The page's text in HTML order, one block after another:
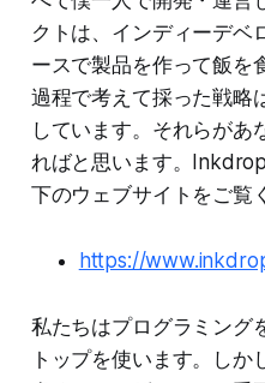
クトは、インディーデベ
ースで製品を作って飯を
過程で考えて採った戦略
しています。それらがあ
ればと思います。
下のウェブサイトをご覧
https://
私たちはプログラミング
トップを使います。し